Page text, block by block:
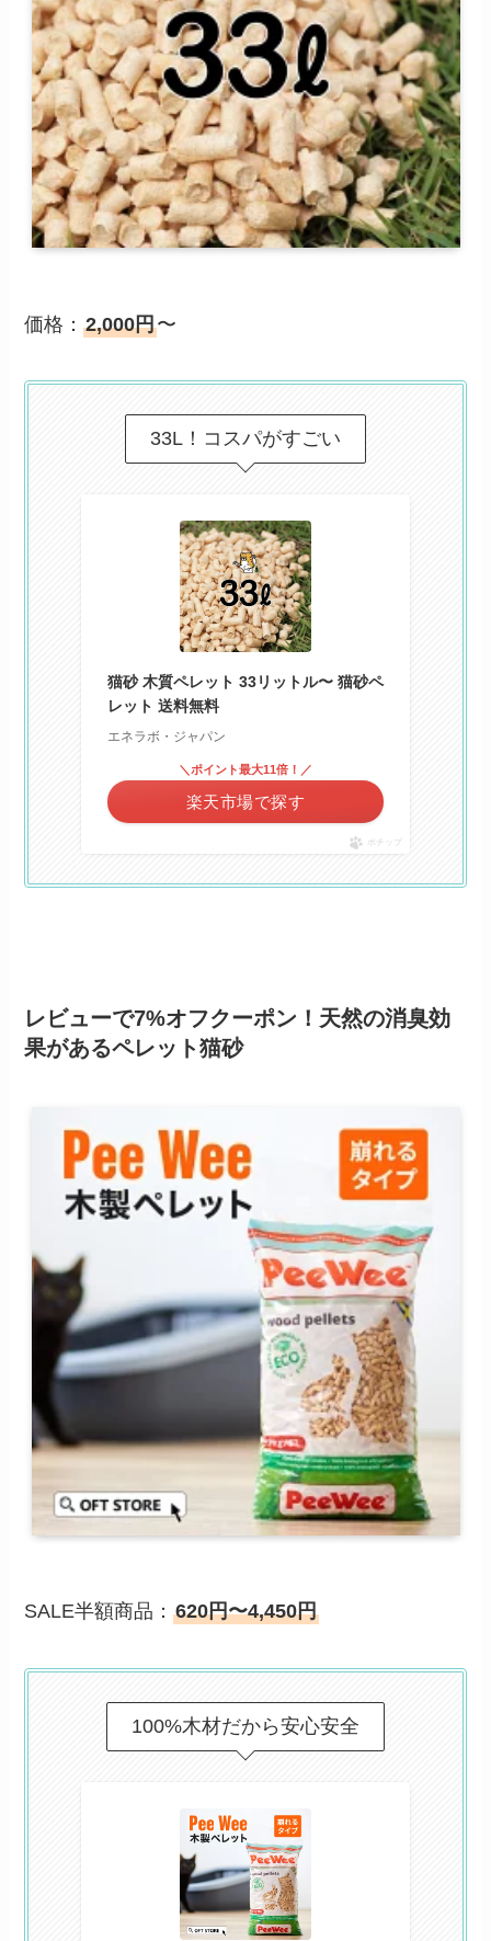
価格：2,000円〜
33L！コスパがすごい
猫砂 木質ペレット 33リットル〜 猫砂ペ
レット 送料無料
エネラボ・ジャパン
＼ポイント最大11倍！／
楽天市場で探す
ポチップ
レビューで7%オフクーポン！天然の消臭効
果があるペレット猫砂
SALE半額商品：620円〜4,450円
100%木材だから安心安全